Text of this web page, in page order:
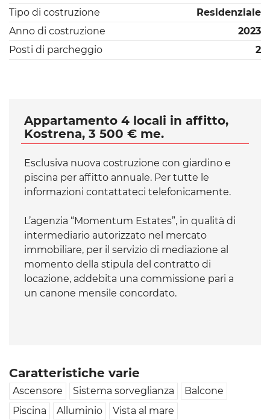
Tipo di costruzione
Residenziale
Anno di costruzione
2023
Posti di parcheggio
2
Appartamento 4 locali in affitto,
Kostrena, 3 500 € me.
Esclusiva nuova costruzione con giardino e
piscina per affitto annuale. Per tutte le
informazioni contattateci telefonicamente.
L’agenzia “Momentum Estates”, in qualità di
intermediario autorizzato nel mercato
immobiliare, per il servizio di mediazione al
momento della stipula del contratto di
locazione, addebita una commissione pari a
un canone mensile concordato.
Caratteristiche varie
Ascensore Sistema sorveglianza
Balcone
Piscina
Alluminio Vista al mare